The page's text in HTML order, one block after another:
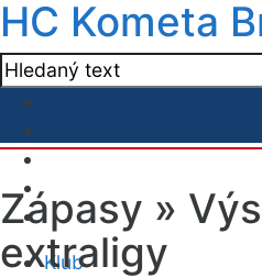
HC Kometa
Klub
Zápasy »
extraligy